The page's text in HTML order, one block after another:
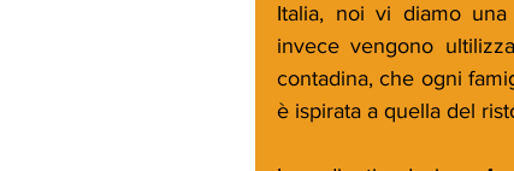
Italia, noi vi diamo
invece vengono
contadina, che ogni
è ispirata a quella del